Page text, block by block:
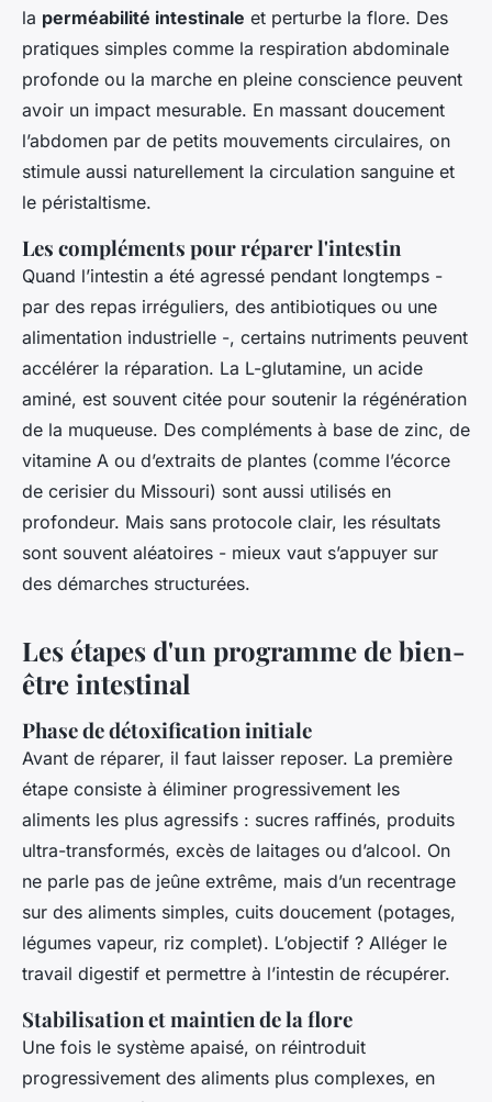
la perméabilité intestinale et perturbe la flore. Des
pratiques simples comme la respiration abdominale
profonde ou la marche en pleine conscience peuvent
avoir un impact mesurable. En massant doucement
l’abdomen par de petits mouvements circulaires, on
stimule aussi naturellement la circulation sanguine et
le péristaltisme.
Les compléments pour réparer l'intestin
Quand l’intestin a été agressé pendant longtemps -
par des repas irréguliers, des antibiotiques ou une
alimentation industrielle -, certains nutriments peuvent
accélérer la réparation. La L-glutamine, un acide
aminé, est souvent citée pour soutenir la régénération
de la muqueuse. Des compléments à base de zinc, de
vitamine A ou d’extraits de plantes (comme l’écorce
de cerisier du Missouri) sont aussi utilisés en
profondeur. Mais sans protocole clair, les résultats
sont souvent aléatoires - mieux vaut s’appuyer sur
des démarches structurées.
Les étapes d'un programme de bien-
être intestinal
Phase de détoxification initiale
Avant de réparer, il faut laisser reposer. La première
étape consiste à éliminer progressivement les
aliments les plus agressifs : sucres raffinés, produits
ultra-transformés, excès de laitages ou d’alcool. On
ne parle pas de jeûne extrême, mais d’un recentrage
sur des aliments simples, cuits doucement (potages,
légumes vapeur, riz complet). L’objectif ? Alléger le
travail digestif et permettre à l’intestin de récupérer.
Stabilisation et maintien de la flore
Une fois le système apaisé, on réintroduit
progressivement des aliments plus complexes, en